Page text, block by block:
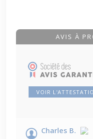
AVIS À
VOIR
Charles B.